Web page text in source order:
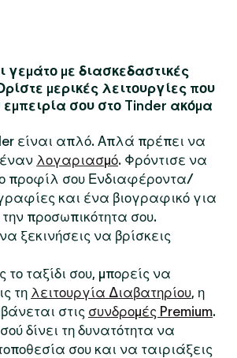
γεμάτο με διασκεδαστικές
μερικές λειτουργίες που
σου στο Tinder ακόμα
είναι απλό. Απλά πρέπει να
λογαριασμό. Φρόντισε να
προφίλ σου Ενδιαφέροντα/
και ένα βιογραφικό για
προσωπικότητα σου.
ξεκινήσεις να βρίσκεις
το ταξίδι σου, μπορείς να
τη λειτουργία Διαβατηρίου, η
στις συνδρομές Premium.
δίνει τη δυνατότητα να
σου και να ταιριάξεις